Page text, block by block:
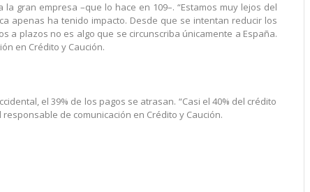
gran empresa –que lo hace en 109–. “Estamos muy lejos del
apenas ha tenido impacto. Desde que se intentan reducir los
a plazos no es algo que se circunscriba únicamente a España.
en Crédito y Caución.
el 39% de los pagos se atrasan. “Casi el 40% del crédito
de comunicación en Crédito y Caución.